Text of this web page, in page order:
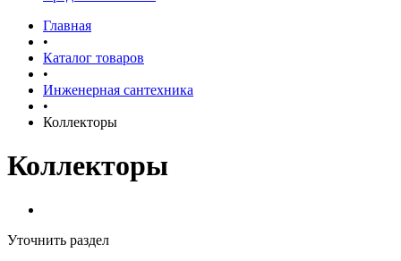
Главная
•
Каталог товаров
•
Инженерная сантехника
•
Коллекторы
Коллекторы
Уточнить раздел